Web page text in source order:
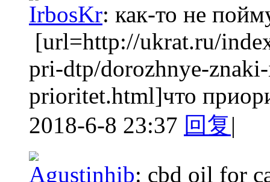
IrbosKr: как-то не
[url=http://ukrat.ru/
pri-dtp/dorozhnye-
prioritet.html]что
2018-6-8 23:37 回复|
Agustinhib: cbd oil for